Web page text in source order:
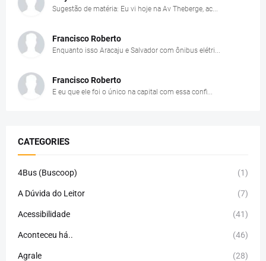
Sugestão de matéria: Eu vi hoje na Av Theberge, ac...
Francisco Roberto
Enquanto isso Aracaju e Salvador com ônibus elétri...
Francisco Roberto
E eu que ele foi o único na capital com essa confi...
CATEGORIES
4Bus (Buscoop) (1)
A Dúvida do Leitor (7)
Acessibilidade (41)
Aconteceu há.. (46)
Agrale (28)